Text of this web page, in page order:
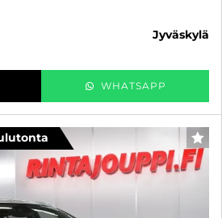
jyväskylä
WHATSAPP